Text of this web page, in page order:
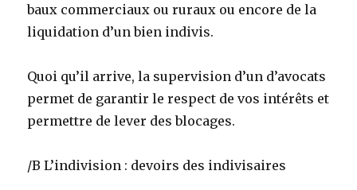
baux commerciaux ou ruraux ou encore de la
liquidation d’un bien indivis.
Quoi qu’il arrive, la supervision d’un d’avocats
permet de garantir le respect de vos intérêts et
permettre de lever des blocages.
/B L’indivision : devoirs des indivisaires